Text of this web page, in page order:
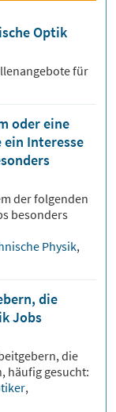
Optik
für
oder eine
Interesse
der folgenden
besonders
Physik,
die
Jobs
die
häufig gesucht:
,